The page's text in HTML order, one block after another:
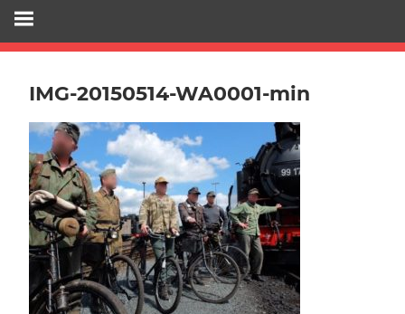
IMG-20150514-WA0001-min